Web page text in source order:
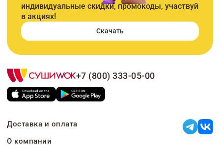
индивидуальные скидки, промокоды, участвуй
в акциях!
Скачать
+7 (800) 333-05-00
Доставка и оплата
О компании